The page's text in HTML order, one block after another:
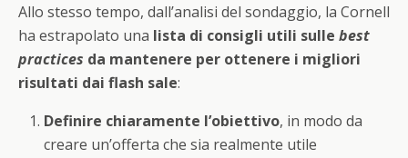
Allo stesso tempo, dall’analisi del sondaggio, la Cornell
ha estrapolato una lista di consigli utili sulle best
practices da mantenere per ottenere i migliori
risultati dai flash sale:
Definire chiaramente l’obiettivo, in modo da
creare un’offerta che sia realmente utile